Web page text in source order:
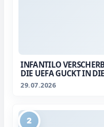
INFANTILO
IE UEFA GUCKT IN
29.07.2026
2